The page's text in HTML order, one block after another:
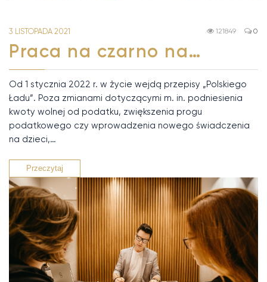
3 LISTOPADA 2021 0
121849
Praca na czarno na…
Od 1 stycznia 2022 r. w życie wejdą przepisy „Polskiego
Ładu”. Poza zmianami dotyczącymi m. in. podniesienia
kwoty wolnej od podatku, zwiększenia progu
podatkowego czy wprowadzenia nowego świadczenia
na dzieci,…
Przeczytaj